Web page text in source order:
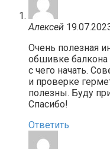
Алексей
Очень полезная
обшивке балкона
с чего начать.
и проверке
полезны. Буду
Спасибо!
Ответить